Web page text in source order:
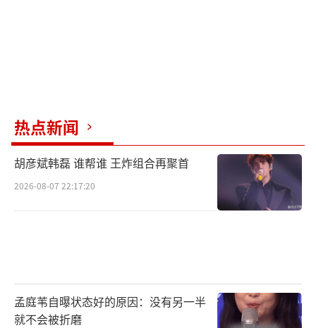
热点新闻
胡彦斌韩磊 谁帮谁 王炸组合再聚首
2026-08-07 22:17:20
孟庭苇自曝状态好的原因：没有另一半
就不会被折磨